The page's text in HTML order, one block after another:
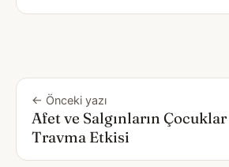
← Önceki yazı
Afet ve Salgınların
Travma Etkisi